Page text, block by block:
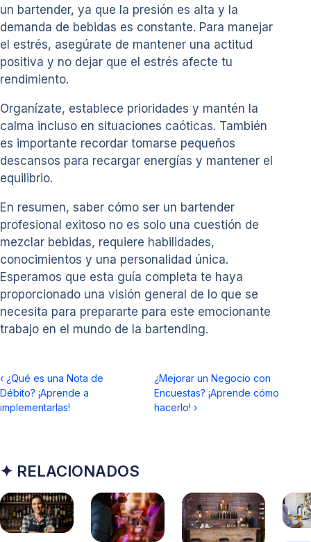
un bartender, ya que la presión es alta y la
demanda de bebidas es constante. Para manejar
el estrés, asegúrate de mantener una actitud
positiva y no dejar que el estrés afecte tu
rendimiento.
Organízate, establece prioridades y mantén la
calma incluso en situaciones caóticas. También
es importante recordar tomarse pequeños
descansos para recargar energías y mantener el
equilibrio.
En resumen, saber cómo ser un bartender
profesional exitoso no es solo una cuestión de
mezclar bebidas, requiere habilidades,
conocimientos y una personalidad única.
Esperamos que esta guía completa te haya
proporcionado una visión general de lo que se
necesita para prepararte para este emocionante
trabajo en el mundo de la bartending.
‹ ¿Qué es una Nota de
Débito? ¡Aprende a
implementarlas!
¿Mejorar un Negocio con
Encuestas? ¡Aprende cómo
hacerlo! ›
✦ RELACIONADOS